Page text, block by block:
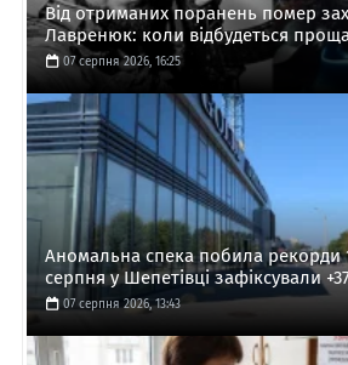
Від отриманих поранень помер
Лавренюк: коли відбудеться
07 серпня 2026, 16:25
Аномальна спека побила рекорди
серпня у Шепетівці зафіксували
07 серпня 2026, 13:43